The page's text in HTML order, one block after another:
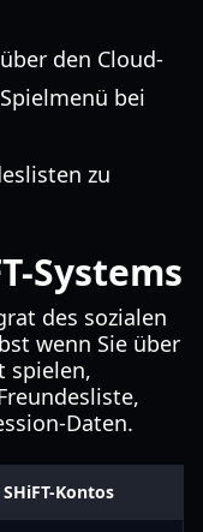
den Cloud-
bei
zu
Systems
des sozialen
wenn Sie über
spielen,
Daten.
Kontos